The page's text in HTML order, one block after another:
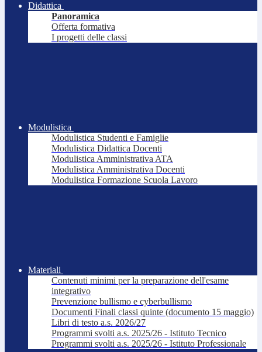
Didattica
Panoramica
Offerta formativa
I progetti delle classi
Modulistica
Modulistica Studenti e Famiglie
Modulistica Didattica Docenti
Modulistica Amministrativa ATA
Modulistica Amministrativa Docenti
Modulistica Formazione Scuola Lavoro
Materiali
Contenuti minimi per la preparazione dell'esame
integrativo
Prevenzione bullismo e cyberbullismo
Documenti Finali classi quinte (documento 15 maggio)
Libri di testo a.s. 2026/27
Programmi svolti a.s. 2025/26 - Istituto Tecnico
Programmi svolti a.s. 2025/26 - Istituto Professionale